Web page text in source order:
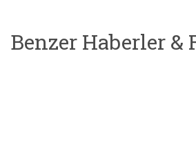
Benzer Haberler &